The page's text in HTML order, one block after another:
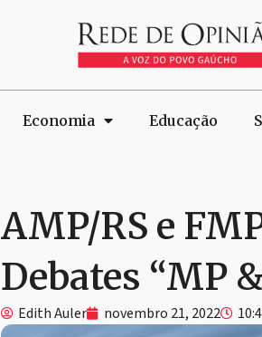
Economia Educação
AMP/RS e
Debates “MP
Edith Auler novembro 21, 2022